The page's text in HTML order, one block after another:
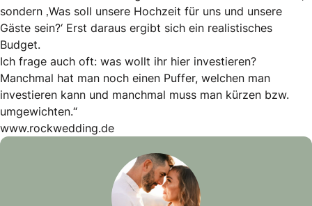
sondern ‚Was soll unsere Hochzeit für uns und unsere
Gäste sein?‘ Erst daraus ergibt sich ein realistisches
Budget.
Ich frage auch oft: was wollt ihr hier investieren?
Manchmal hat man noch einen Puffer, welchen man
investieren kann und manchmal muss man kürzen bzw.
umgewichten.“
www.rockwedding.de